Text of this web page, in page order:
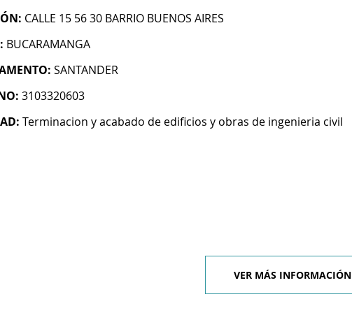
CALLE 15 56 30 BARRIO BUENOS AIRES
BUCARAMANGA
SANTANDER
3103320603
Terminacion y acabado de edificios y obras de ingenieria civil
VER MÁS INFORMACIÓN